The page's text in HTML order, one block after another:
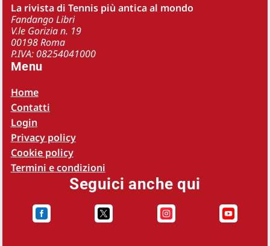
La rivista di Tennis più antica al mondo
Fandango Libri
V.le Gorizia n. 19
00198 Roma
P.IVA: 08254041000
Menu
Home
Contatti
Login
Privacy policy
Cookie policy
Termini e condizioni
Seguici anche qui
   